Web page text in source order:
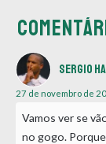
Sergio
27 de novembro de
Vamos ver se
no gogo.